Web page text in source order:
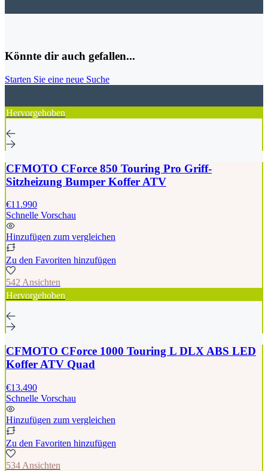
Könnte dir auch gefallen...
Starten Sie eine neue Suche
Hervorgehoben
CFMOTO CForce 850 Touring Pro Griff-
Sitzheizung Bumper Koffer ATV
€11.990
Schnelle Vorschau
Hinzufügen zum vergleichen
Zu den Favoriten hinzufügen
542 Ansichten
Hervorgehoben
CFMOTO CForce 1000 Touring L DLX ABS LED
Koffer ATV Quad
€13.490
Schnelle Vorschau
Hinzufügen zum vergleichen
Zu den Favoriten hinzufügen
534 Ansichten